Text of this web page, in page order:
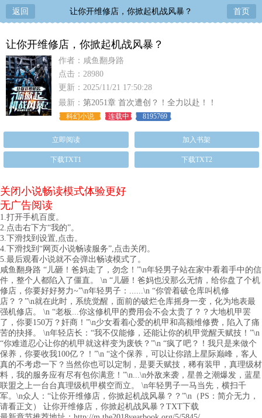
返回 让你开维修店，你掀起机战风暴？ 首页
让你开维修店，你掀起机战风暴？
作者：咸鱼翻身路
点击：28980
更新：2025/11/21 17:50:28
最新： 第2051章 首次遭创？！全力以赴！！
科幻小说 连载中 8195769
立即阅读 加入书架
下载TXT1 下载TXT2
关闭小说畅读模式体验更好
无广告阅读
1.打开手机百度。
2.点击右下方“我的”。
3.下滑找到设置,点击。
4.下滑找到“网页小说畅读服务”,点击关闭。
5.最后观看小说就不会弹出畅读模式了。
咸鱼翻身路 “儿砸！爸妈走了，勿念！”\n年轻男子站在家中看着手中的信
件，整个人都陷入了僵直。 \n “儿砸！爸妈也没那么无情，给你盘了个机
修店，你要好好努力~”\n年轻男子：......\n “你管着破仓库叫机修
店？？”\n就在此时，系统觉醒，面前的破烂仓库摇身一变，化为地表最
强机修店。 \n “老板...你这修机甲的费用会不会太贵了？？大地机甲罢
了，你要150万？奸商！”\n少女看着心爱的机甲和高额维修费，陷入了痛
苦的抉择。 \n年轻店长：“我不仅能修，还能让你的机甲觉醒天赋技！”\n
“你难道忍心让你的机甲就这样变为废铁？”\n “疯了吧？！我只是来做个
保养，你要收我100亿？！”\n “这个保养，可以让你踏上星际巅峰，客人
真的不考虑一下？当然你也可以定制，是要天赋技，稀有装甲，真理级材
料，我的服务应有尽有包你满意！”\n...\n外敌来袭，星兽之潮爆发，蓝星
联盟之上一台台真理级机甲横空而立。 \n年轻男子一马当先，横扫千
军。\n众人：“让你开维修店，你掀起机战风暴？？”\n（PS：简介无力，
请看正文） 让你开维修店，你掀起机战风暴？TXT下载